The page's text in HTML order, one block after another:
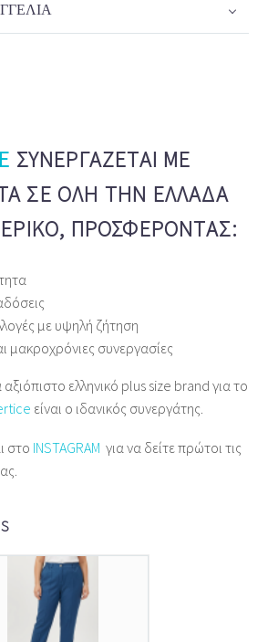
ΣΥΝΕΡΓΆΖΕΤΑΙ ΜΕ
ΣΕ ΌΛΗ ΤΗΝ ΕΛΛΆΔΑ
ΠΡΟΣΦΈΡΟΝΤΑΣ:
με υψηλή ζήτηση
μακροχρόνιες συνεργασίες
ελληνικό plus size brand για το
είναι ο ιδανικός συνεργάτης.
στο INSTAGRAM για να δείτε πρώτοι τις